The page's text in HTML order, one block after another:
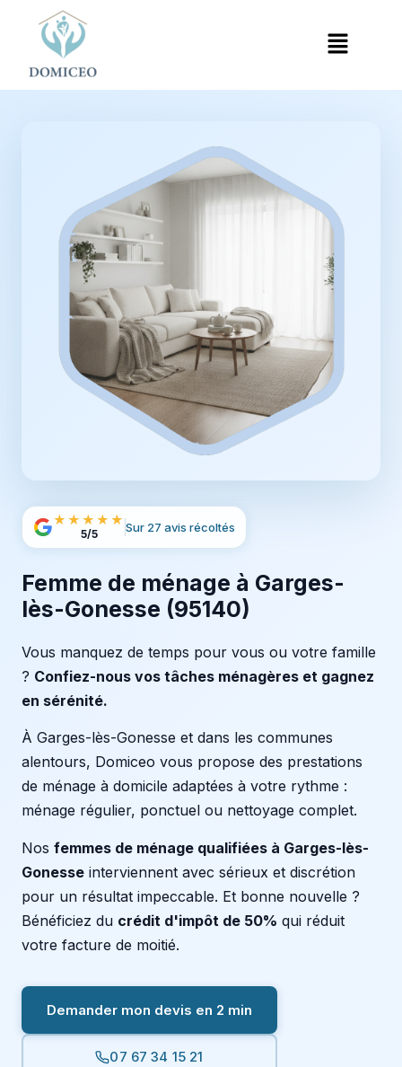
Accueil›Ménage à Domicile
Ménage à Garges-lès-Gonesse
★★★★★
5/5 Sur 27 avis récoltés
Femme de ménage à Garges-
lès-Gonesse (95140)
Vous manquez de temps pour vous ou votre famille
? Confiez-nous vos tâches ménagères et gagnez
en sérénité.
À Garges-lès-Gonesse et dans les communes
alentours, Domiceo vous propose des prestations
de ménage à domicile adaptées à votre rythme :
ménage régulier, ponctuel ou nettoyage complet.
Nos femmes de ménage qualifiées à Garges-lès-
Gonesse interviennent avec sérieux et discrétion
pour un résultat impeccable. Et bonne nouvelle ?
Bénéficiez du crédit d'impôt de 50% qui réduit
votre facture de moitié.
Demander mon devis en 2 min
07 67 34 15 21
Panneau de gestion des cookies